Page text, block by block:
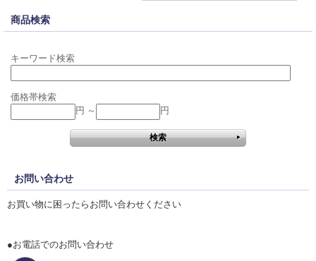
商品検索
キーワード検索
価格帯検索
円 ～
円
お問い合わせ
お買い物に困ったらお問い合わせください
●お電話でのお問い合わせ